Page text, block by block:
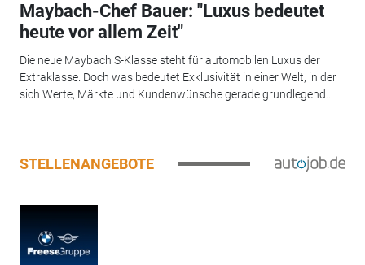
Maybach-Chef Bauer: "Luxus bedeutet
heute vor allem Zeit"
Die neue Maybach S-Klasse steht für automobilen Luxus der
Extraklasse. Doch was bedeutet Exklusivität in einer Welt, in der
sich Werte, Märkte und Kundenwünsche gerade grundlegend...
STELLENANGEBOTE